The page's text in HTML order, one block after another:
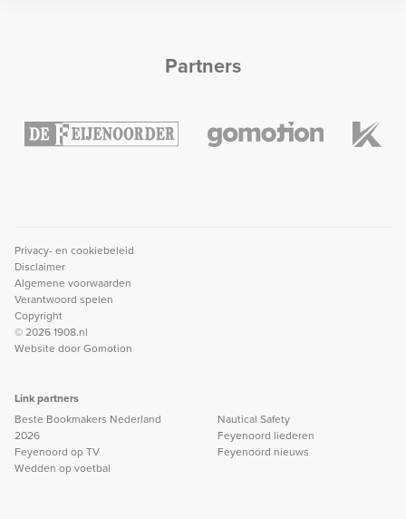
Partners
Privacy- en cookiebeleid
Disclaimer
Algemene voorwaarden
Verantwoord spelen
Copyright
© 2026 1908.nl
Website doorGomotion
Link partners
Beste Bookmakers Nederland
2026
Feyenoord op TV
Wedden op voetbal
Nautical Safety
Feyenoord liederen
Feyenoord nieuws